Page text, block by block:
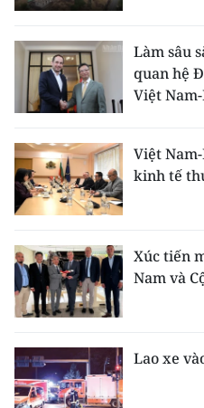
Làm sâu
quan hệ
Việt
Việt
kinh tế
Xúc tiến
Nam và
Lao xe